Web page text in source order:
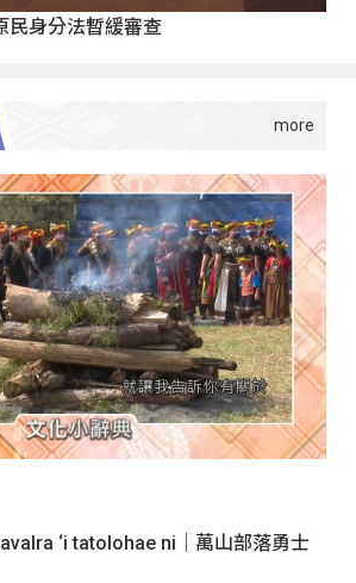
民身分法暫緩審查
‘i tatolohae ni｜萬山部落勇士